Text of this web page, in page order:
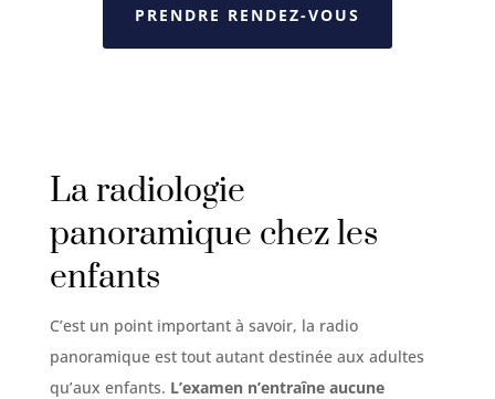
PRENDRE RENDEZ-VOUS
La radiologie
panoramique chez les
enfants
C’est un point important à savoir, la radio
panoramique est tout autant destinée aux adultes
qu’aux enfants. L’examen n’entraîne aucune